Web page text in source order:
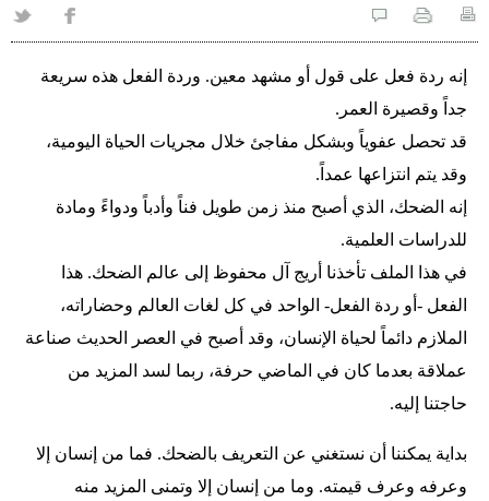
إنه ردة فعل على قول أو مشهد معين. وردة الفعل هذه سريعة
جداً وقصيرة العمر.
قد تحصل عفوياً وبشكل مفاجئ خلال مجريات الحياة اليومية،
وقد يتم انتزاعها عمداً.
إنه الضحك، الذي أصبح منذ زمن طويل فناً وأدباً ودواءً ومادة
للدراسات العلمية.
في هذا الملف تأخذنا أريج آل محفوظ إلى عالم الضحك. هذا
الفعل -أو ردة الفعل- الواحد في كل لغات العالم وحضاراته،
الملازم دائماً لحياة الإنسان، وقد أصبح في العصر الحديث صناعة
عملاقة بعدما كان في الماضي حرفة، ربما لسد المزيد من
حاجتنا إليه.
بداية يمكننا أن نستغني عن التعريف بالضحك. فما من إنسان إلا
وعرفه وعرف قيمته. وما من إنسان إلا وتمنى المزيد منه